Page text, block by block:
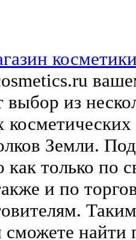
выбор из
Земли.
как только по
и по
сможете найти